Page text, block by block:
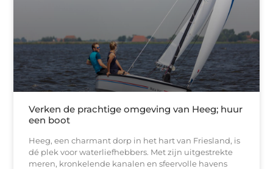
Verken de prachtige omgeving van Heeg; huur
een boot
Heeg, een charmant dorp in het hart van Friesland, is
dé plek voor waterliefhebbers. Met zijn uitgestrekte
meren, kronkelende kanalen en sfeervolle havens